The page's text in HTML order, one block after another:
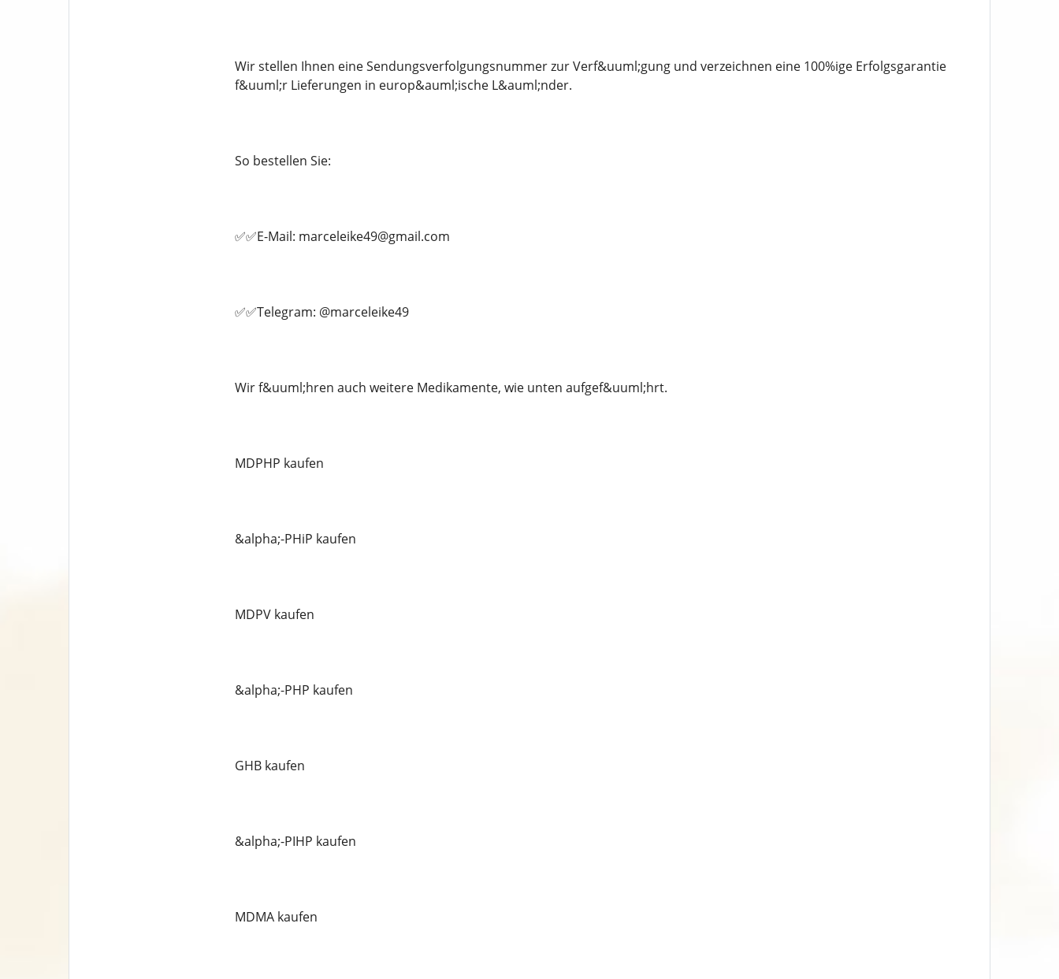
Wir stellen Ihnen eine Sendungsverfolgungsnummer zur Verf&uuml;gung und verzeichnen eine 100%ige Erfolgsgarantie
f&uuml;r Lieferungen in europ&auml;ische L&auml;nder.
So bestellen Sie:
✅✅E-Mail: marceleike49@gmail.com
✅✅Telegram: @marceleike49
Wir f&uuml;hren auch weitere Medikamente, wie unten aufgef&uuml;hrt.
MDPHP kaufen
&alpha;-PHiP kaufen
MDPV kaufen
&alpha;-PHP kaufen
GHB kaufen
&alpha;-PIHP kaufen
MDMA kaufen